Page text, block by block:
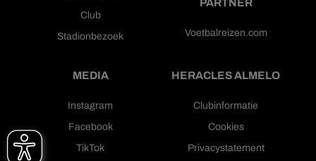
Club
Stadionbezoek
Voetbalreizen.com
MEDIA
Instagram
Facebook
TikTok
HERACLES ALMELO
Clubinformatie
Cookies
Privacystatement